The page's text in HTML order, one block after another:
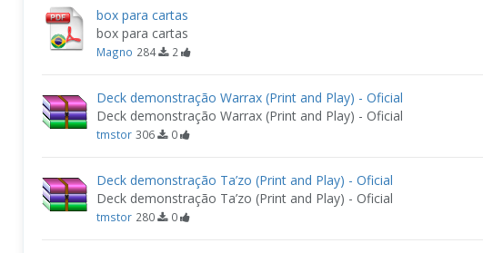
box para cartas
box para cartas
Magno 284 2
Deck demonstração Warrax (Print and Play) - Oficial
Deck demonstração Warrax (Print and Play) - Oficial
tmstor 306 0
Deck demonstração Ta’zo (Print and Play) - Oficial
Deck demonstração Ta’zo (Print and Play) - Oficial
tmstor 280 0